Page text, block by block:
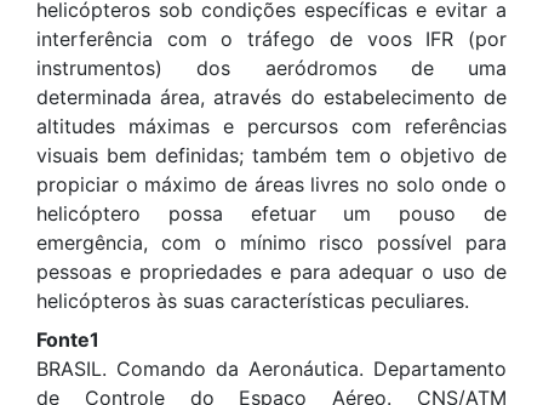
helicópteros sob condições específicas e evitar a
interferência com o tráfego de voos IFR (por
instrumentos) dos aeródromos de uma
determinada área, através do estabelecimento de
altitudes máximas e percursos com referências
visuais bem definidas; também tem o objetivo de
propiciar o máximo de áreas livres no solo onde o
helicóptero possa efetuar um pouso de
emergência, com o mínimo risco possível para
pessoas e propriedades e para adequar o uso de
helicópteros às suas características peculiares.
Fonte1
BRASIL. Comando da Aeronáutica. Departamento
de Controle do Espaço Aéreo. CNS/ATM